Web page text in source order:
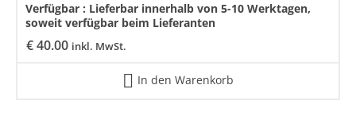
€40.00 inkl. MwSt.
Verfügbar : Lieferbar innerhalb von 5-10 Werktagen,
soweit verfügbar beim Lieferanten
In den Warenkorb